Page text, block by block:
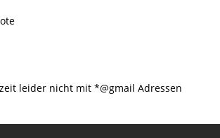
leider nicht mit *@gmail Adressen